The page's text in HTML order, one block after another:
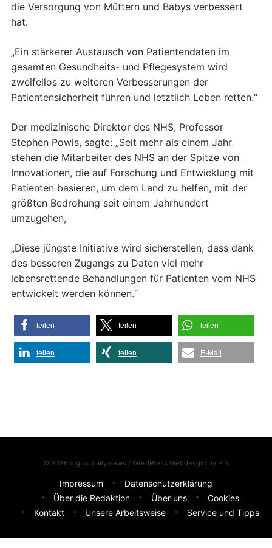
die Versorgung von Müttern und Babys verbessert
hat.
„Ein stärkerer Austausch von Patientendaten im
gesamten Gesundheits- und Pflegesystem wird
zweifellos zu weiteren Verbesserungen der
Patientensicherheit führen und letztlich Leben retten.“
Der medizinische Direktor des NHS, Professor
Stephen Powis, sagte: „Seit mehr als einem Jahr
stehen die Mitarbeiter des NHS an der Spitze von
Innovationen, die auf Forschung und Entwicklung mit
Patienten basieren, um dem Land zu helfen, mit der
größten Bedrohung seit einem Jahrhundert
umzugehen,
„Diese jüngste Initiative wird sicherstellen, dass dank
des besseren Zugangs zu Daten viel mehr
lebensrettende Behandlungen für Patienten vom NHS
entwickelt werden können.“
teilen teilen teilen
teilen teilen E-Mail
© 2026 digital daily news / WordPress Webdesgin by PIN
Impressum
Datenschutzerklärung
Über die Redaktion
Über uns
Cookies
Kontakt
Unsere Arbeitsweise Service und Tipps